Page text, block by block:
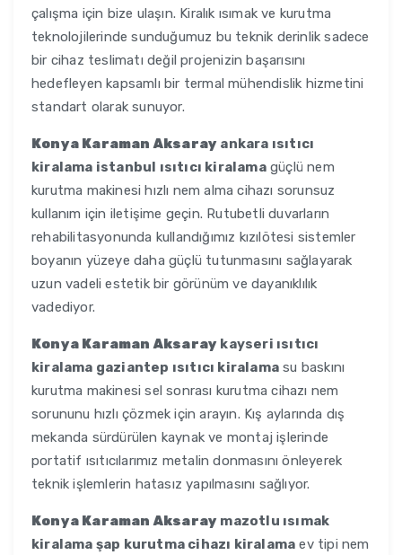
çalışma için bize ulaşın. Kiralık ısımak ve kurutma
teknolojilerinde sunduğumuz bu teknik derinlik sadece
bir cihaz teslimatı değil projenizin başarısını
hedefleyen kapsamlı bir termal mühendislik hizmetini
standart olarak sunuyor.
Konya Karaman Aksaray ankara ısıtıcı
kiralama istanbul ısıtıcı kiralamagüçlü nem
kurutma makinesi hızlı nem alma cihazı sorunsuz
kullanım için iletişime geçin. Rutubetli duvarların
rehabilitasyonunda kullandığımız kızılötesi sistemler
boyanın yüzeye daha güçlü tutunmasını sağlayarak
uzun vadeli estetik bir görünüm ve dayanıklılık
vadediyor.
Konya Karaman Aksaray kayseri ısıtıcı
kiralama gaziantep ısıtıcı kiralama su baskını
kurutma makinesi sel sonrası kurutma cihazı nem
sorununu hızlı çözmek için arayın. Kış aylarında dış
mekanda sürdürülen kaynak ve montaj işlerinde
portatif ısıtıcılarımız metalin donmasını önleyerek
teknik işlemlerin hatasız yapılmasını sağlıyor.
Konya Karaman Aksaray mazotlu ısımak
kiralama şap kurutma cihazı kiralama ev tipi nem